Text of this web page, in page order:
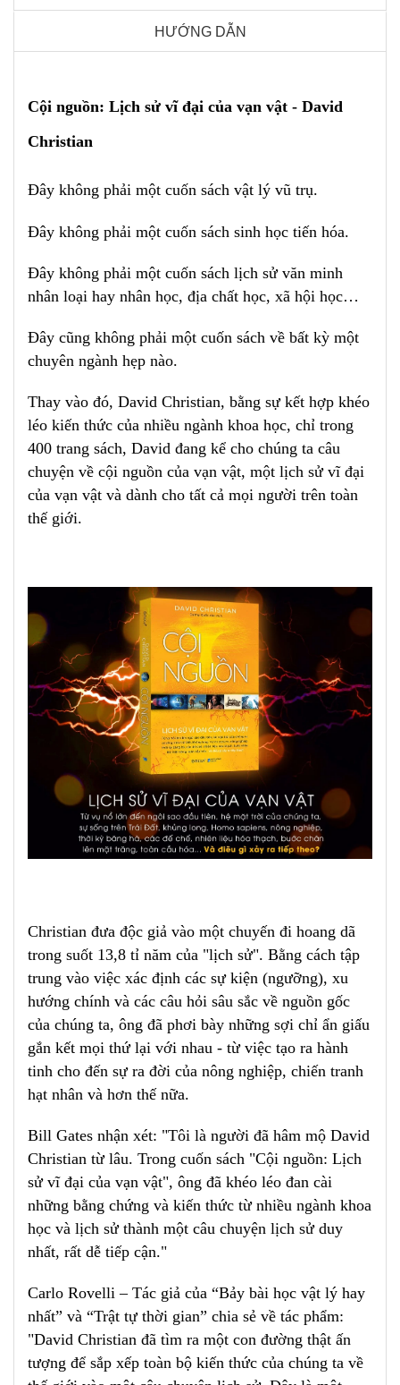
HƯỚNG DẪN
Cội nguồn: Lịch sử vĩ đại của vạn vật - David
Christian
Đây không phải một cuốn sách vật lý vũ trụ.
Đây không phải một cuốn sách sinh học tiến hóa.
Đây không phải một cuốn sách lịch sử văn minh
nhân loại hay nhân học, địa chất học, xã hội học…
Đây cũng không phải một cuốn sách về bất kỳ một
chuyên ngành hẹp nào.
Thay vào đó, David Christian, bằng sự kết hợp khéo
léo kiến thức của nhiều ngành khoa học, chỉ trong
400 trang sách, David đang kể cho chúng ta câu
chuyện về cội nguồn của vạn vật, một lịch sử vĩ đại
của vạn vật và dành cho tất cả mọi người trên toàn
thế giới.
Christian đưa độc giả vào một chuyến đi hoang dã
trong suốt 13,8 tỉ năm của "lịch sử". Bằng cách tập
trung vào việc xác định các sự kiện (ngưỡng), xu
hướng chính và các câu hỏi sâu sắc về nguồn gốc
của chúng ta, ông đã phơi bày những sợi chỉ ẩn giấu
gắn kết mọi thứ lại với nhau - từ việc tạo ra hành
tinh cho đến sự ra đời của nông nghiệp, chiến tranh
hạt nhân và hơn thế nữa.
Bill Gates nhận xét: "Tôi là người đã hâm mộ David
Christian từ lâu. Trong cuốn sách "Cội nguồn: Lịch
sử vĩ đại của vạn vật", ông đã khéo léo đan cài
những bằng chứng và kiến thức từ nhiều ngành khoa
học và lịch sử thành một câu chuyện lịch sử duy
nhất, rất dễ tiếp cận."
Carlo Rovelli – Tác giả của “Bảy bài học vật lý hay
nhất” và “Trật tự thời gian” chia sẻ về tác phẩm:
"David Christian đã tìm ra một con đường thật ấn
tượng để sắp xếp toàn bộ kiến thức của chúng ta về